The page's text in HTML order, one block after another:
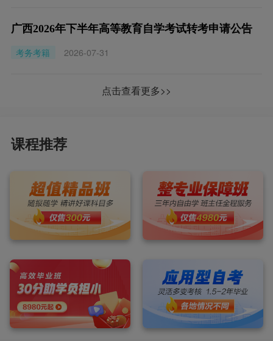
广西2026年下半年高等教育自学考试转考申请公告
考务考籍
2026-07-31
点击查看更多>>
课程推荐